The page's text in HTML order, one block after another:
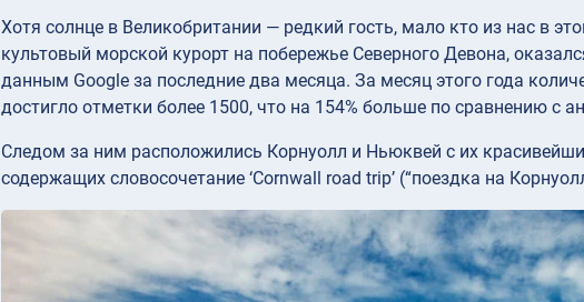
Хотя солнце в Великобритании — редкий гость, мало кто из нас в
культовый морской курорт на побережье Северного Девона,
данным Google за последние два месяца. За месяц этого года
достигло отметки более 1500, что на 154% больше по сравнению с
Следом за ним расположились Корнуолл и Ньюквей с их
содержащих словосочетание ‘Cornwall road trip’ (“поездка на